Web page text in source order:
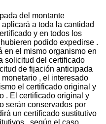
del montante
a toda la cantidad
y en todos los
podido expedirse .
en el mismo organismo en
solicitud del certificado
de fijación anticipada
, el interesado
el certificado original y
. El certificado original y
serán conservados por
un certificado sustitutivo